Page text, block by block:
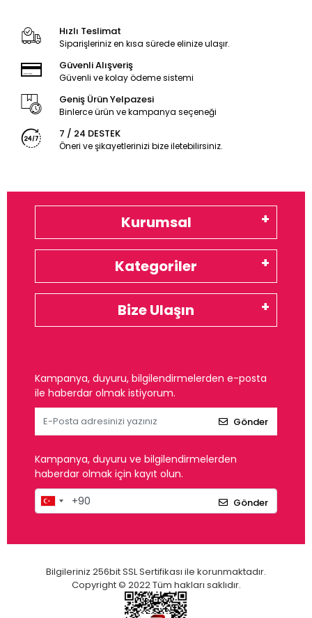
Hızlı Teslimat
Siparişleriniz en kısa sürede elinize ulaşır.
Güvenli Alışveriş
Güvenli ve kolay ödeme sistemi
Geniş Ürün Yelpazesi
Binlerce ürün ve kampanya seçeneği
7 / 24 DESTEK
Öneri ve şikayetlerinizi bize iletebilirsiniz.
Kurumsal
Kategoriler
Bize Ulaşın
Kampanya, duyuru, bilgilendirmelerden e-posta
ile haberdar olmak istiyorum.
Gönder
Kampanya, duyuru ve bilgilendirmelerden
haberdar olmak için kayıt olun.
Gönder
Bilgileriniz 256bit SSL Sertifikası ile korunmaktadır.
Copyright © 2022 Tüm hakları saklıdır.